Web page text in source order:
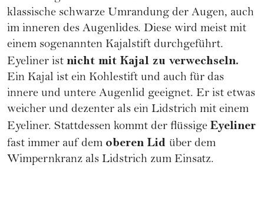
klassische schwarze Umrandung der Augen, auch
im inneren des Augenlides. Diese wird meist mit
einem sogenannten Kajalstift durchgeführt.
Eyeliner ist nicht mit Kajal zu verwechseln.
Ein Kajal ist ein Kohlestift und auch für das
innere und untere Augenlid geeignet. Er ist etwas
weicher und dezenter als ein Lidstrich mit einem
Eyeliner. Stattdessen kommt der flüssige Eyeliner
fast immer auf dem oberen Lid über dem
Wimpernkranz als Lidstrich zum Einsatz.